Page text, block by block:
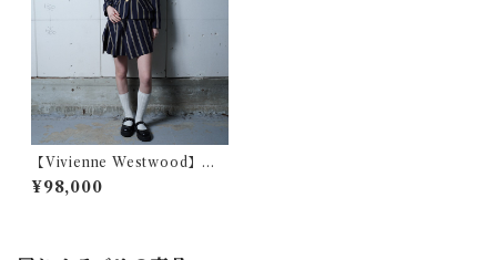
【Vivienne Westwood】ヴ
ィヴィアンウエストウッド ”オ
ーブロゴ金ボタン” WOOL10
¥98,000